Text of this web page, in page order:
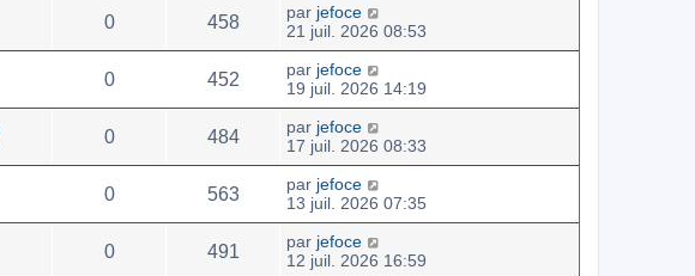
0 458 par jefoce
21 juil. 2026 08:53
0 452 par jefoce
19 juil. 2026 14:19
0 484 par jefoce
17 juil. 2026 08:33
0 563 par jefoce
13 juil. 2026 07:35
0 491 par jefoce
12 juil. 2026 16:59